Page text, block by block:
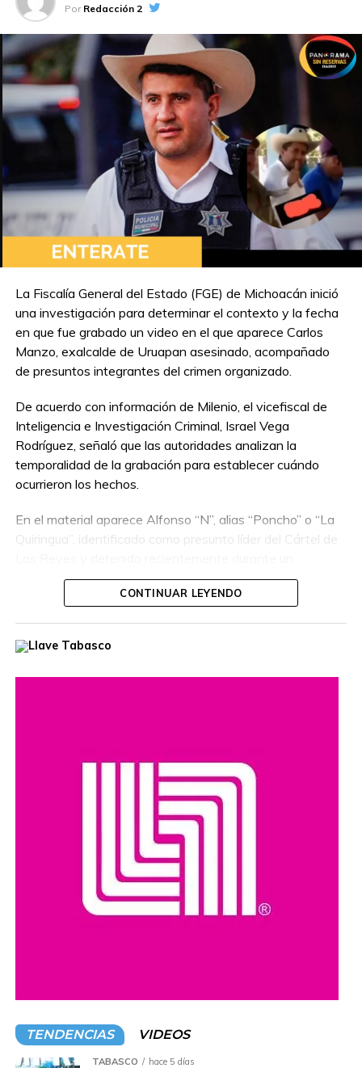
A CONTINUACIÓN
Sheinbaum descarta ofensiva de Trump
contra México; señala a grupos de
ultraderecha
NO TE PIERDAS
Inicia Centro rehabilitación del alumbrado
público en la avenida Adolfo Ruiz Cortines
Por Redacción 2
La Fiscalía General del Estado (FGE) de Michoacán inició
una investigación para determinar el contexto y la fecha
en que fue grabado un video en el que aparece Carlos
Manzo, exalcalde de Uruapan asesinado, acompañado
de presuntos integrantes del crimen organizado.
De acuerdo con información de Milenio, el vicefiscal de
Inteligencia e Investigación Criminal, Israel Vega
Rodríguez, señaló que las autoridades analizan la
temporalidad de la grabación para establecer cuándo
ocurrieron los hechos.
En el material aparece Alfonso “N”, alias “Poncho” o “La
Quiringua”, identificado como presunto líder del Cártel de
operativo interinstitucional encabezado por la Secretaría
de la Defensa Nacional.
Unidos, que habían ofrecido una recompensa de hasta
CONTINUAR LEYENDO
TENDENCIAS VIDEOS
TABASCO hace 5 días